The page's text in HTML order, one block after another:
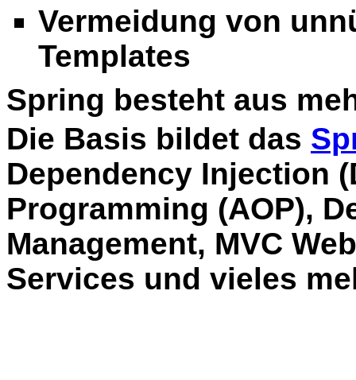
Vermeidung von
Templates
Spring besteht aus
Die Basis bildet das
Dependency Injection
Programming (AOP),
Management, MVC
Services und vieles